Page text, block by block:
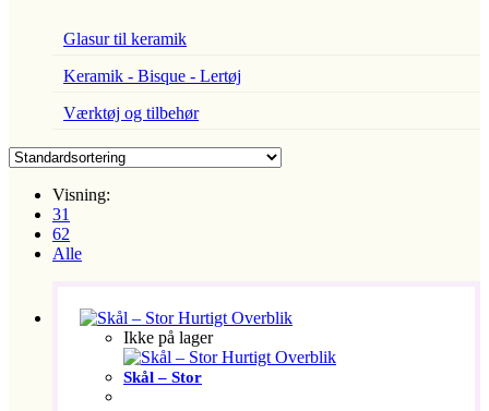
Glasur til keramik
Keramik - Bisque - Lertøj
Værktøj og tilbehør
Visning:
31
62
Alle
Hurtigt Overblik
Ikke på lager
Hurtigt Overblik
Skål – Stor